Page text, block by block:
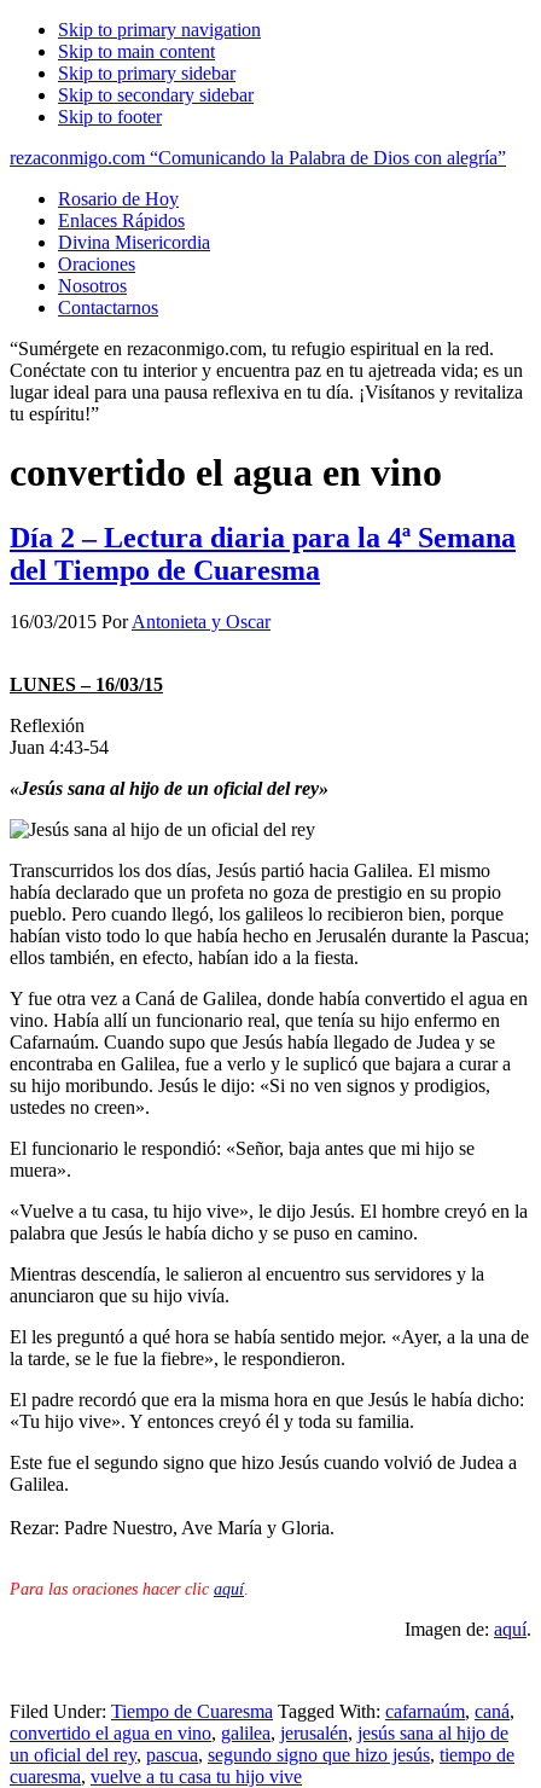
Skip to primary navigation
Skip to main content
Skip to primary sidebar
Skip to secondary sidebar
Skip to footer
rezaconmigo.com “Comunicando la Palabra de Dios con alegría”
Rosario de Hoy
Enlaces Rápidos
Divina Misericordia
Oraciones
Nosotros
Contactarnos
“Sumérgete en rezaconmigo.com, tu refugio espiritual en la red.
Conéctate con tu interior y encuentra paz en tu ajetreada vida; es un
lugar ideal para una pausa reflexiva en tu día. ¡Visítanos y revitaliza
tu espíritu!”
convertido el agua en vino
Día 2 – Lectura diaria para la 4ª Semana
del Tiempo de Cuaresma
16/03/2015 PorAntonieta y Oscar
LUNES – 16/03/15
Reflexión
Juan 4:43-54
«Jesús sana al hijo de un oficial del rey»
Transcurridos los dos días, Jesús partió hacia Galilea. El mismo
había declarado que un profeta no goza de prestigio en su propio
pueblo. Pero cuando llegó, los galileos lo recibieron bien, porque
habían visto todo lo que había hecho en Jerusalén durante la Pascua;
ellos también, en efecto, habían ido a la fiesta.
Y fue otra vez a Caná de Galilea, donde había convertido el agua en
vino. Había allí un funcionario real, que tenía su hijo enfermo en
Cafarnaúm. Cuando supo que Jesús había llegado de Judea y se
encontraba en Galilea, fue a verlo y le suplicó que bajara a curar a
su hijo moribundo. Jesús le dijo: «Si no ven signos y prodigios,
ustedes no creen».
El funcionario le respondió: «Señor, baja antes que mi hijo se
muera».
«Vuelve a tu casa, tu hijo vive», le dijo Jesús. El hombre creyó en la
palabra que Jesús le había dicho y se puso en camino.
Mientras descendía, le salieron al encuentro sus servidores y la
anunciaron que su hijo vivía.
El les preguntó a qué hora se había sentido mejor. «Ayer, a la una de
la tarde, se le fue la fiebre», le respondieron.
El padre recordó que era la misma hora en que Jesús le había dicho:
«Tu hijo vive». Y entonces creyó él y toda su familia.
Este fue el segundo signo que hizo Jesús cuando volvió de Judea a
Galilea.
Rezar: Padre Nuestro, Ave María y Gloria.
Para las oraciones hacer clic aquí.
Imagen de: aquí.
Filed Under: Tiempo de Cuaresma Tagged With: cafarnaúm, caná,
convertido el agua en vino, galilea, jerusalén, jesús sana al hijo de
un oficial del rey, pascua, segundo signo que hizo jesús, tiempo de
cuaresma, vuelve a tu casa tu hijo vive